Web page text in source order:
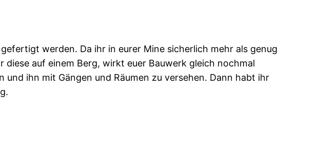
werden. Da ihr in eurer Mine sicherlich mehr als genug
auf einem Berg, wirkt euer Bauwerk gleich nochmal
ihn mit Gängen und Räumen zu versehen. Dann habt ihr